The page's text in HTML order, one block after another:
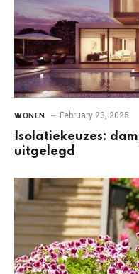
WONEN February 23, 2025
Isolatiekeuzes:
uitgelegd